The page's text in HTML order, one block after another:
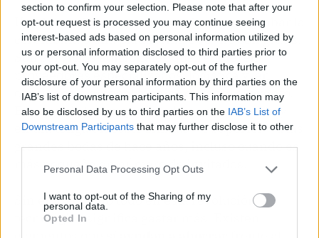
section to confirm your selection. Please note that after your
opt-out request is processed you may continue seeing
interest-based ads based on personal information utilized by
us or personal information disclosed to third parties prior to
your opt-out. You may separately opt-out of the further
disclosure of your personal information by third parties on the
IAB’s list of downstream participants. This information may
also be disclosed by us to third parties on the IAB’s List of
Downstream Participants that may further disclose it to other
Personal Data Processing Opt Outs
I want to opt-out of the Sharing of my
personal data.
Opted In
Un photocall con neones, un dron para grabar la
ceremonia o una plataforma 360º no son gratis.
Son servicios adicionales que requieren
proveedores especializados, logística y, en
ocasiones, personal técnico durante el evento.
Esto puede hacer que una boda media de hoy
en día tenga un coste similar —o superior— a las
grandes bodas de hace años, incluso cuando es
más pequeña en número de invitados.
Sin embargo, no todo en esta revolución
tecnológica significa gastar más. Existen